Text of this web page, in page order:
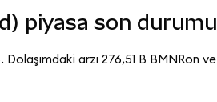
piyasa son durumu
arzı 276,51 B BMNRon ve